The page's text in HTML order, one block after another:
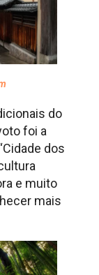
do
foi a
dos
e muito
mais